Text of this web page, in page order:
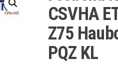
CSVHA
Z75
PQZ KL